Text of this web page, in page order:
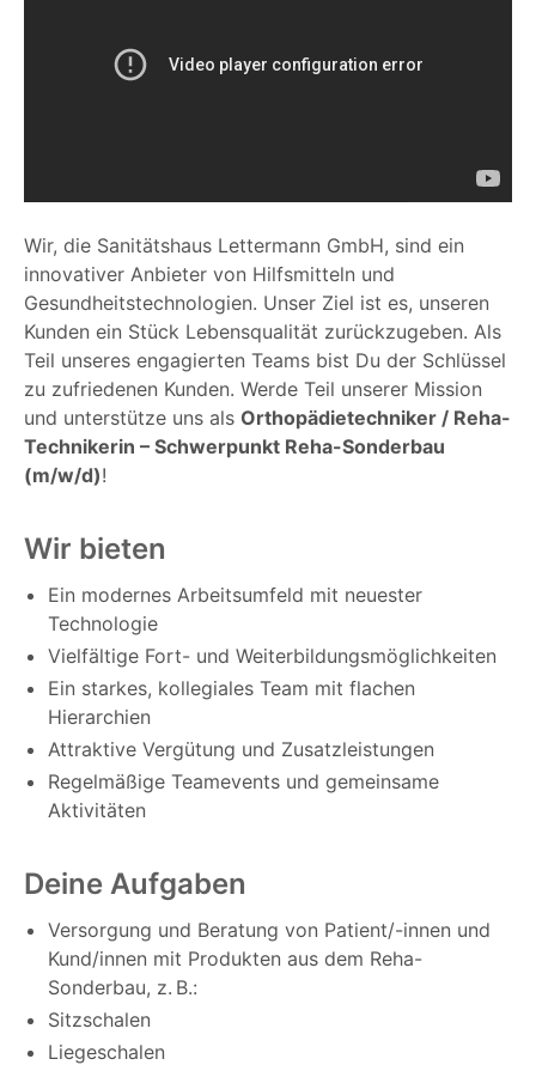
Wir, die Sanitätshaus Lettermann GmbH, sind ein
innovativer Anbieter von Hilfsmitteln und
Gesundheitstechnologien. Unser Ziel ist es, unseren
Kunden ein Stück Lebensqualität zurückzugeben. Als
Teil unseres engagierten Teams bist Du der Schlüssel
zu zufriedenen Kunden. Werde Teil unserer Mission
und unterstütze uns als Orthopädietechniker / Reha-
Technikerin – Schwerpunkt Reha-Sonderbau
(m/w/d)!
Wir bieten
Ein modernes Arbeitsumfeld mit neuester
Technologie
Vielfältige Fort- und Weiterbildungsmöglichkeiten
Ein starkes, kollegiales Team mit flachen
Hierarchien
Attraktive Vergütung und Zusatzleistungen
Regelmäßige Teamevents und gemeinsame
Aktivitäten
Deine Aufgaben
Versorgung und Beratung von Patient/-innen und
Kund/innen mit Produkten aus dem Reha-
Sonderbau, z. B.:
Sitzschalen
Liegeschalen